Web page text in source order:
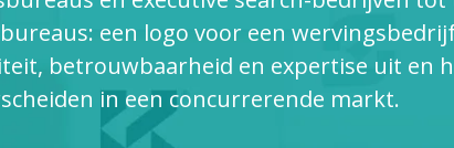
een logo voor een
betrouwbaarheid en expertise uit en
in een concurrerende markt.